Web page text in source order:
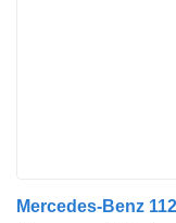
Mercedes-Benz